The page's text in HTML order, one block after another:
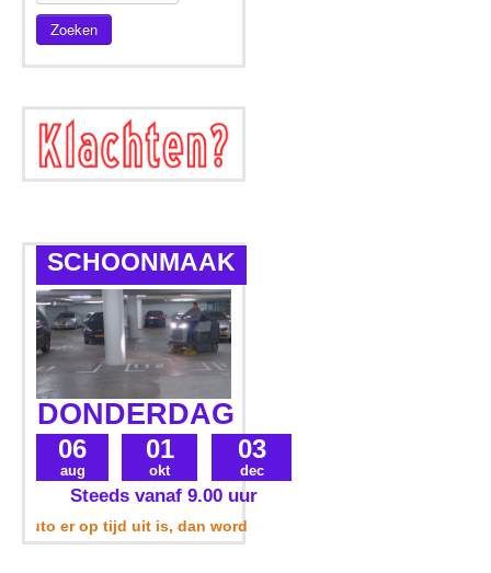
Zoeken
SCHOONMAAK
DONDERDAG
06
aug
01
okt
03
dec
Steeds vanaf 9.00 uur
er op tijd uit is, dan wordt uw parkeerplek ook